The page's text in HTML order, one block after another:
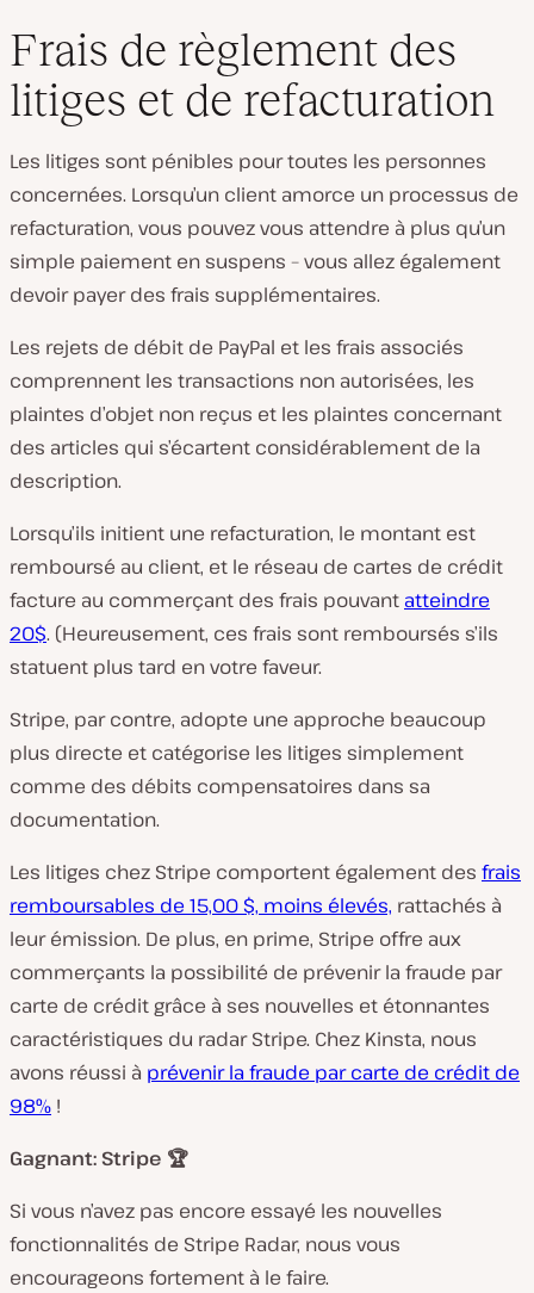
Frais de règlement des
litiges et de refacturation
Les litiges sont pénibles pour toutes les personnes
concernées. Lorsqu’un client amorce un processus de
refacturation, vous pouvez vous attendre à plus qu’un
simple paiement en suspens – vous allez également
devoir payer des frais supplémentaires.
Les rejets de débit de PayPal et les frais associés
comprennent les transactions non autorisées, les
plaintes d’objet non reçus et les plaintes concernant
des articles qui s’écartent considérablement de la
description.
Lorsqu’ils initient une refacturation, le montant est
remboursé au client, et le réseau de cartes de crédit
facture au commerçant des frais pouvant atteindre
20$. (Heureusement, ces frais sont remboursés s’ils
statuent plus tard en votre faveur.
Stripe, par contre, adopte une approche beaucoup
plus directe et catégorise les litiges simplement
comme des débits compensatoires dans sa
documentation.
Les litiges chez Stripe comportent également des frais
remboursables de 15,00 $, moins élevés, rattachés à
leur émission. De plus, en prime, Stripe offre aux
commerçants la possibilité de prévenir la fraude par
carte de crédit grâce à ses nouvelles et étonnantes
caractéristiques du radar Stripe. Chez Kinsta, nous
avons réussi à prévenir la fraude par carte de crédit de
98% !
Gagnant: Stripe 🏆
Si vous n’avez pas encore essayé les nouvelles
fonctionnalités de Stripe Radar, nous vous
encourageons fortement à le faire.